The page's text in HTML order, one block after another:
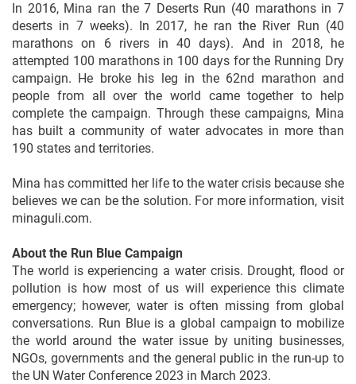
In 2016, Mina ran the 7 Deserts Run (40 marathons in 7
deserts in 7 weeks). In 2017, he ran the River Run (40
marathons on 6 rivers in 40 days). And in 2018, he
attempted 100 marathons in 100 days for the Running Dry
campaign. He broke his leg in the 62nd marathon and
people from all over the world came together to help
complete the campaign. Through these campaigns, Mina
has built a community of water advocates in more than
190 states and territories.
Mina has committed her life to the water crisis because she
believes we can be the solution. For more information, visit
minaguli.com.
About the Run Blue Campaign
The world is experiencing a water crisis. Drought, flood or
pollution is how most of us will experience this climate
emergency; however, water is often missing from global
conversations. Run Blue is a global campaign to mobilize
the world around the water issue by uniting businesses,
NGOs, governments and the general public in the run-up to
the UN Water Conference 2023 in March 2023.